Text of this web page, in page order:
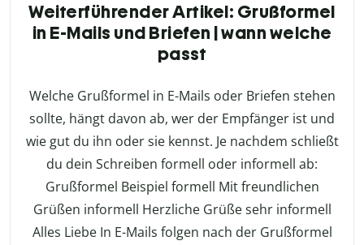
Weiterführender Artikel: Grußformel
in E-Mails und Briefen | wann welche
passt
Welche Grußformel in E-Mails oder Briefen stehen
sollte, hängt davon ab, wer der Empfänger ist und
wie gut du ihn oder sie kennst. Je nachdem schließt
du dein Schreiben formell oder informell ab:
Grußformel Beispiel formell Mit freundlichen
Grüßen informell Herzliche Grüße sehr informell
Alles Liebe In E-Mails folgen nach der Grußformel